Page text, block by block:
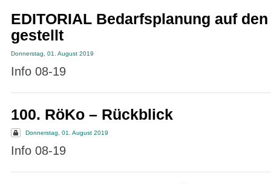
EDITORIAL Bedarfsplanung auf
gestellt
Donnerstag, 01. August 2019
Info 08-19
100. RöKo – Rückblick
Donnerstag, 01. August 2019
Info 08-19